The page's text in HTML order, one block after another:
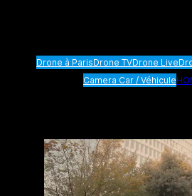
Drone à ParisDrone TVDrone Live
Camera Car / Véhicule